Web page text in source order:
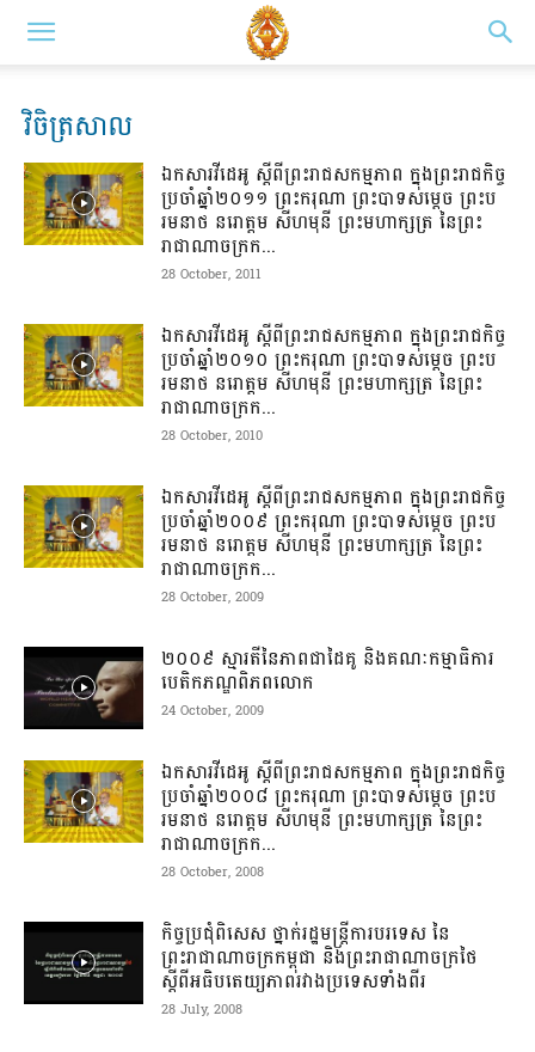
វិចិត្រសាល
ឯកសារវីដេអូ ស្តីពីព្រះរាជសកម្មភាព ក្នុងព្រះរាជកិច្ច
ប្រចាំឆ្នាំ២០១១ ព្រះករុណា ព្រះបាទសម្តេច ព្រះប
រមនាថ នរោត្តម សីហមុនី ព្រះមហាក្សត្រ នៃព្រះ
រាជាណាចក្រក...
28 October, 2011
ឯកសារវីដេអូ ស្តីពីព្រះរាជសកម្មភាព ក្នុងព្រះរាជកិច្ច
ប្រចាំឆ្នាំ២០១០ ព្រះករុណា ព្រះបាទសម្តេច ព្រះប
រមនាថ នរោត្តម សីហមុនី ព្រះមហាក្សត្រ នៃព្រះ
រាជាណាចក្រក...
28 October, 2010
ឯកសារវីដេអូ ស្តីពីព្រះរាជសកម្មភាព ក្នុងព្រះរាជកិច្ច
ប្រចាំឆ្នាំ២០០៩ ព្រះករុណា ព្រះបាទសម្តេច ព្រះប
រមនាថ នរោត្តម សីហមុនី ព្រះមហាក្សត្រ នៃព្រះ
រាជាណាចក្រក...
28 October, 2009
២០០៩ ស្មារតី​នៃភាព​ជាដៃគូ និងគណៈកម្មាធិការ​
បេតិកភណ្ឌ​ពិភពលោក
24 October, 2009
ឯកសារវីដេអូ ស្តីពីព្រះរាជសកម្មភាព ក្នុងព្រះរាជកិច្ច
ប្រចាំឆ្នាំ២០០៨ ព្រះករុណា ព្រះបាទសម្តេច ព្រះប
រមនាថ នរោត្តម សីហមុនី ព្រះមហាក្សត្រ នៃព្រះ
រាជាណាចក្រក...
28 October, 2008
កិច្ចប្រជុំពិសេស​ ថ្នាក់រដ្ឋមន្រ្តីការបរទេស​ នៃ
ព្រះរាជាណាចក្រកម្ពុជា និងព្រះរាជាណាចក្រថៃ
ស្តីពី​អធិបតេយ្យ​ភាព​រវាង​ប្រទេសទាំងពីរ​
28 July, 2008